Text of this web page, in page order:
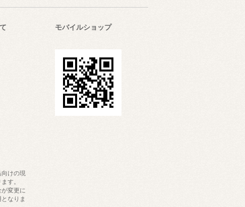
けの現
す。
変更に
なりま
モバイルショップ